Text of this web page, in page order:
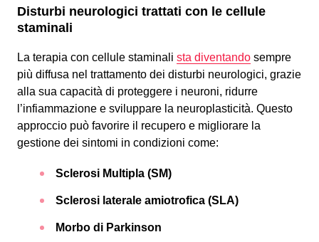
Disturbi neurologici trattati con le cellule
staminali
La terapia con cellule staminali sta diventando sempre
più diffusa nel trattamento dei disturbi neurologici, grazie
alla sua capacità di proteggere i neuroni, ridurre
l’infiammazione e sviluppare la neuroplasticità. Questo
approccio può favorire il recupero e migliorare la
gestione dei sintomi in condizioni come:
Sclerosi Multipla (SM)
Sclerosi laterale amiotrofica (SLA)
Morbo di Parkinson